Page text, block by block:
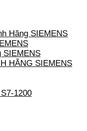
Hãng SIEMENS
SIEMENS
HÃNG SIEMENS
1200